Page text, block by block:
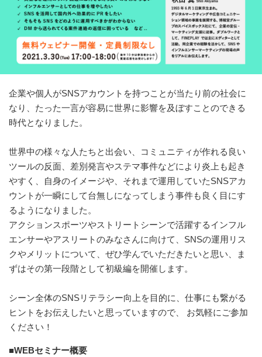
企業や個人がSNSアカウントを持つことが当たり前の社会に
なり、たった一言が容易に世界に影響を及ぼすことのできる
時代となりました。
世界中の様々な人たちと出会い、コミュニティが作れる良い
ツールの反面、差別発言やステマ事件などにより炎上も起き
やすく、自身のイメージや、それまで運用していたSNSアカ
ウントが一瞬にして台無しになってしまう事件も良く目にす
るようになりました。
アクションスポーツやストリートシーンで活躍するインフル
エンサーやアスリートのみなさんに向けて、SNSの運用リス
クやメリットについて、ぜひ学んでいただきたいと思い、ま
ずはその第一段階として初級編を開催します。
シーン全体のSNSリテラシー向上を目的に、仕事にも繋がる
ヒントをお伝えしたいと思っていますので、 お気軽にご参加
ください！
■WEBセミナー概要